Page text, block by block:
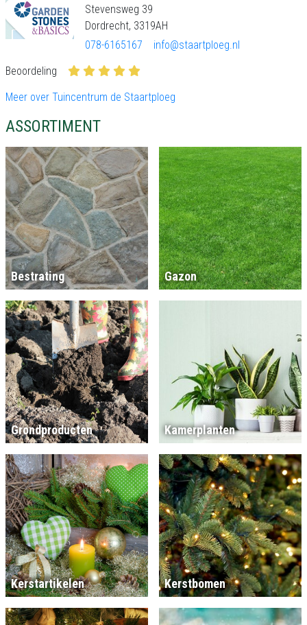
Stevensweg 39
Dordrecht, 3319AH
078-6165167
info@staartploeg.nl
Beoordeling
Meer over Tuincentrum de Staartploeg
ASSORTIMENT
Bestrating Gazon
Grondproducten Kamerplanten
Kerstartikelen Kerstbomen